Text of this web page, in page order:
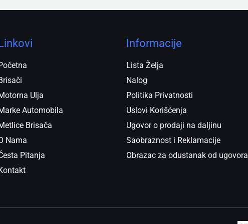
Ulja
Automobila
Brisača
Nama
Pitanja
Informacije
Lista Želja
Nalog
Politika Privatnosti
Uslovi Korišćenja
Ugovor o prodaji na daljinu
Saobraznost i Reklamacije
Obrazac za odustanak od ugovora